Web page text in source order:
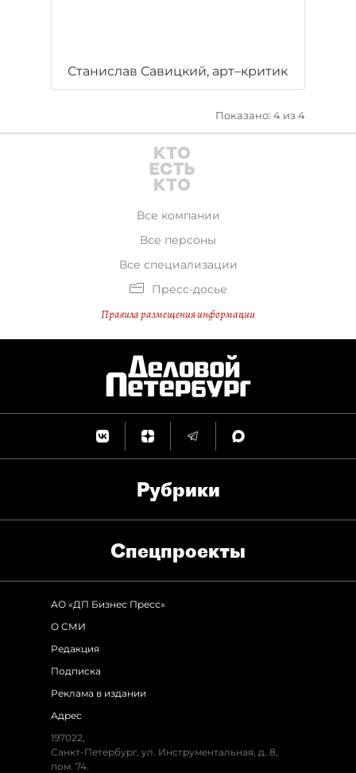
Станислав Савицкий, арт–критик
Показано: 4 из 4
Все компании
Все персоны
Все специализации
Пресс-досье
Правила размещения информации
Рубрики
Спец­проекты
АО «ДП Бизнес Пресс»
О СМИ
Редакция
Подписка
Реклама в издании
Адрес
197022,
Санкт-Петербург, ул. Инструментальная, д. 8,
пом. 74.